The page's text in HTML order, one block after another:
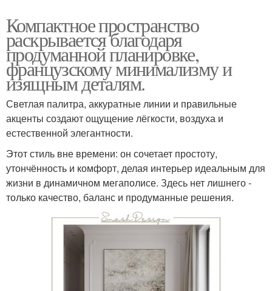
Компактное пространство
раскрывается благодаря
продуманной планировке,
французскому минимализму и
изящным деталям.
Светлая палитра, аккуратные линии и правильные
акценты создают ощущение лёгкости, воздуха и
естественной элегантности.
Этот стиль вне времени: он сочетает простоту,
утончённость и комфорт, делая интерьер идеальным для
жизни в динамичном мегаполисе. Здесь нет лишнего -
только качество, баланс и продуманные решения.